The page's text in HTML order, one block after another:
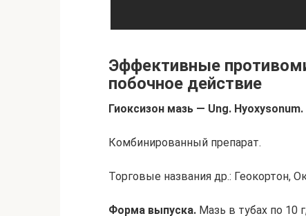
Эффективные
побочное действие
Гиоксизон мазь — Ung. Hyoxysonum.
Комбинированный препарат.
Торговые названия др.: Геокортон,
Форма выпуска. Мазь в тубах по 10